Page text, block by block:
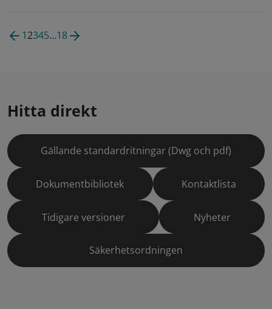
12345…18
Hitta direkt
Gällande standardritningar (Dwg och pdf)
Dokumentbibliotek Kontaktlista
Tidigare versioner Nyheter
Säkerhetsordningen